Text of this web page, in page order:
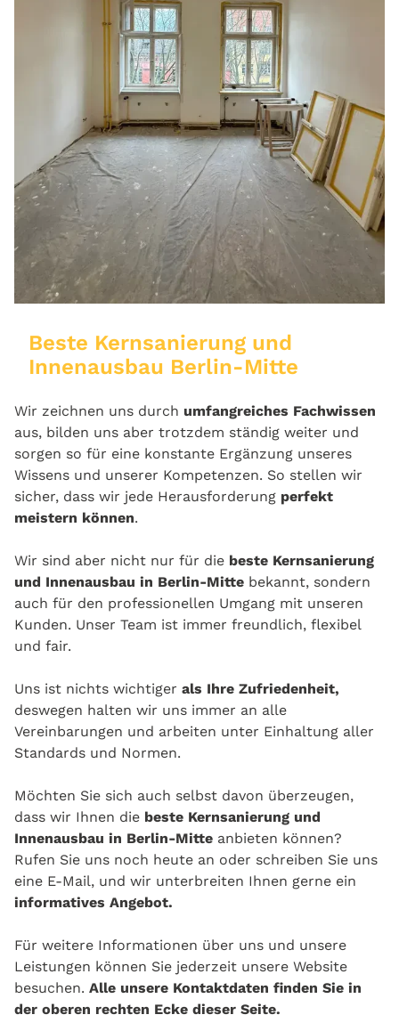
Beste Kernsanierung und
Innenausbau Berlin-Mitte
Wir zeichnen uns durch umfangreiches Fachwissen
aus, bilden uns aber trotzdem ständig weiter und
sorgen so für eine konstante Ergänzung unseres
Wissens und unserer Kompetenzen. So stellen wir
sicher, dass wir jede Herausforderung perfekt
meistern können.
Wir sind aber nicht nur für die beste Kernsanierung
und Innenausbau in Berlin-Mitte bekannt, sondern
auch für den professionellen Umgang mit unseren
Kunden. Unser Team ist immer freundlich, flexibel
und fair.
Uns ist nichts wichtiger als Ihre Zufriedenheit,
deswegen halten wir uns immer an alle
Vereinbarungen und arbeiten unter Einhaltung aller
Standards und Normen.
Möchten Sie sich auch selbst davon überzeugen,
dass wir Ihnen die beste Kernsanierung und
Innenausbau in Berlin-Mitte anbieten können?
Rufen Sie uns noch heute an oder schreiben Sie uns
eine E-Mail, und wir unterbreiten Ihnen gerne ein
informatives Angebot.
Für weitere Informationen über uns und unsere
Leistungen können Sie jederzeit unsere Website
besuchen. Alle unsere Kontaktdaten finden Sie in
der oberen rechten Ecke dieser Seite.